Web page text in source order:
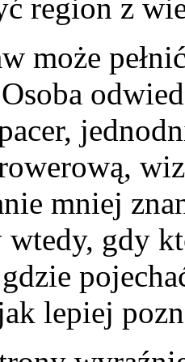
region z
może
mniej
gdy
lepiej